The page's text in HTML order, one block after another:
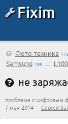
Fixim
Фото-техника
Samsung 189 → L100
не
проблема с цифровым
7 мая 2014 Сергей